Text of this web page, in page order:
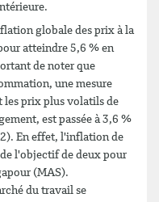
globale des prix à la
atteindre 5,6 % en
de noter que
une mesure
les prix plus volatils de
est passée à 3,6 %
En effet, l'inflation de
l'objectif de deux pour
(MAS).
du travail se